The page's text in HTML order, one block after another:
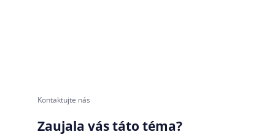
Kontaktujte nás
Zaujala vás táto téma?